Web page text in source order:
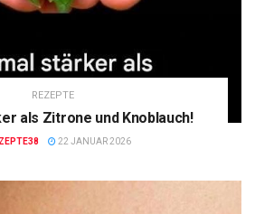
REZEPTE
als Zitrone und Knoblauch!
22 JANUAR 2026